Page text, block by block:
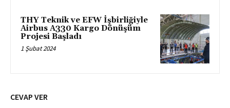
THY Teknik ve EFW İşbirliğiyle
Airbus A330 Kargo Dönüşüm
Projesi Başladı
1 Şubat 2024
CEVAP VER